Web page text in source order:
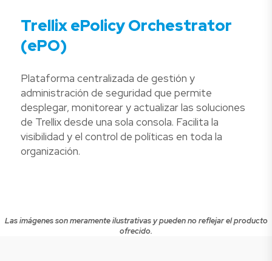
Trellix ePolicy Orchestrator
(ePO)
Plataforma centralizada de gestión y
administración de seguridad que permite
desplegar, monitorear y actualizar las soluciones
de Trellix desde una sola consola. Facilita la
visibilidad y el control de políticas en toda la
organización.
Las imágenes son meramente ilustrativas y pueden no reflejar el producto
ofrecido.